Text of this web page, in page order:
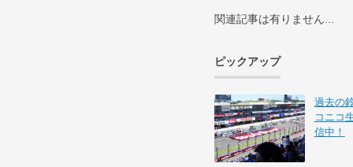
関連記事は有りません...
ピックアップ
過去の
コニコ
信中！